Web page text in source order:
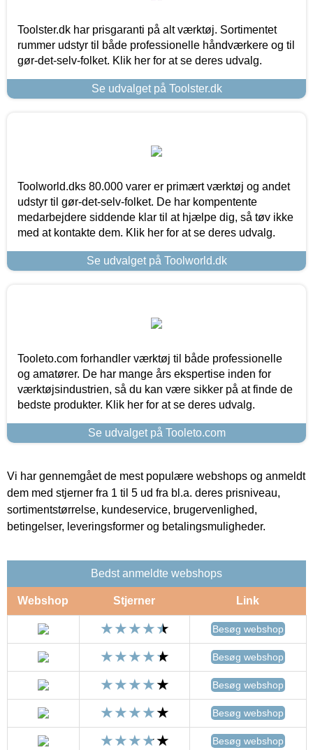
Toolster.dk har prisgaranti på alt værktøj. Sortimentet
rummer udstyr til både professionelle håndværkere og til
gør-det-selv-folket. Klik her for at se deres udvalg.
Se udvalget på Toolster.dk
Toolworld.dks 80.000 varer er primært værktøj og andet
udstyr til gør-det-selv-folket. De har kompentente
medarbejdere siddende klar til at hjælpe dig, så tøv ikke
med at kontakte dem. Klik her for at se deres udvalg.
Se udvalget på Toolworld.dk
Tooleto.com forhandler værktøj til både professionelle
og amatører. De har mange års ekspertise inden for
værktøjsindustrien, så du kan være sikker på at finde de
bedste produkter. Klik her for at se deres udvalg.
Se udvalget på Tooleto.com
Vi har gennemgået de mest populære webshops og anmeldt
dem med stjerner fra 1 til 5 ud fra bl.a. deres prisniveau,
sortimentstørrelse, kundeservice, brugervenlighed,
betingelser, leveringsformer og betalingsmuligheder.
Bedst anmeldte webshops
Webshop Stjerner Link
Besøg webshop
Besøg webshop
Besøg webshop
Besøg webshop
Besøg webshop